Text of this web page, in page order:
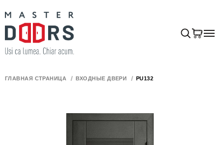
ГЛАВНАЯ СТРАНИЦА ВХОДНЫЕ ДВЕРИ PU132